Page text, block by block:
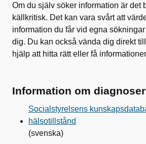
Om du själv söker information är det
källkritisk. Det kan vara svårt att
information du får vid egna
dig. Du kan också vända dig direkt till
hjälp att hitta rätt eller få
Information om
Socialstyrelsens
hälsotillstånd
(svenska)